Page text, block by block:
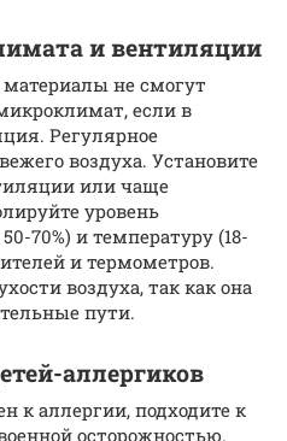
и вентиляции
не смогут
если в
Регулярное
воздуха. Установите
или чаще
уровень
70%) и температуру (18-
и термометров.
воздуха, так как она
пути.
аллергиков
к аллергии, подходите к
осторожностью.